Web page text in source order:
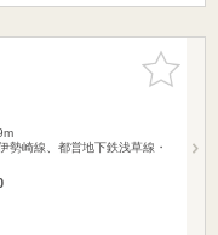
お気に入
りに追加
勢崎線、都営地下鉄浅草線・